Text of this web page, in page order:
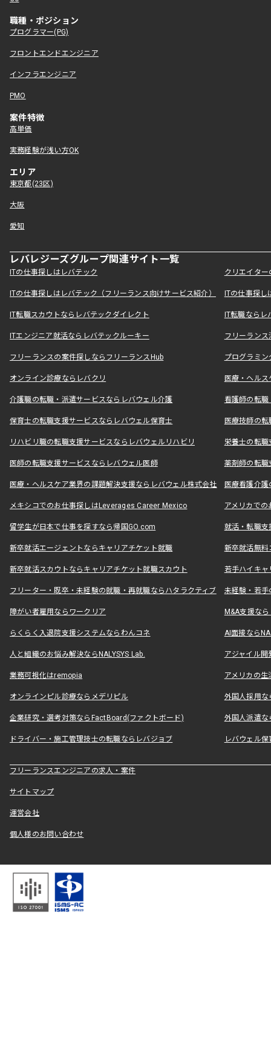
職種・ポジション
プログラマー(PG)
フロントエンドエンジニア
インフラエンジニア
PMO
案件特徴
高単価
実務経験が浅い方OK
エリア
東京都(23区)
大阪
愛知
レバレジーズグループ関連サイト一覧
ITの仕事探しはレバテック クリエイタ
ITの仕事探しはレバテック（フリーランス向けサービス紹介） ITの仕事探
IT転職スカウトならレバテックダイレクト IT転職なら
ITエンジニア就活ならレバテックルーキー フリーラン
フリーランスの案件探しならフリーランスHub プログラミ
オンライン診療ならレバクリ 医療・ヘル
介護職の転職・派遣サービスならレバウェル介護 看護師の転
保育士の転職支援サービスならレバウェル保育士 医療技師の
リハビリ職の転職支援サービスならレバウェルリハビリ 栄養士の転
医師の転職支援サービスならレバウェル医師 薬剤師の転
医療・ヘルスケア業界の課題解決支援ならレバウェル株式会社 医療看護介
メキシコでのお仕事探しはLeverages Career Mexico アメリカで
留学生が日本で仕事を探すなら帰国GO.com 就活・転職
新卒就活エージェントならキャリアチケット就職 新卒就活無料
新卒就活スカウトならキャリアチケット就職スカウト 若手ハイキ
フリーター・既卒・未経験の就職・再就職ならハタラクティブ 未経験・若手
障がい者雇用ならワークリア M&A支援な
らくらく入退院支援システムならわんコネ AI面接なら
人と組織のお悩み解決ならNALYSYS Lab. アジャイル
業務可視化はremopia アメリカの
オンラインピル診療ならメデリピル 外国人採用
企業研究・選考対策ならFactBoard(ファクトボード) 外国人派遣な
ドライバー・施工管理技士の転職ならレバジョブ レバウェル
フリーランスエンジニアの求人・案件
サイトマップ
運営会社
個人様のお問い合わせ